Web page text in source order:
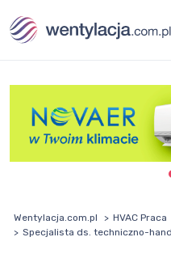
Wentylacja.com.pl
HVAC Praca
Specjalista ds. techniczno-